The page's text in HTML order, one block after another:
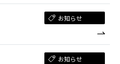
お知らせ
お知らせ